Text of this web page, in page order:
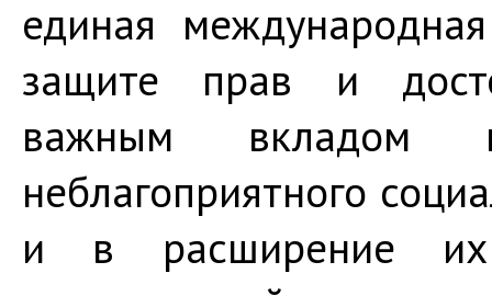
единая
защите прав и
важным вкладом
неблагоприятного
и в расширение их